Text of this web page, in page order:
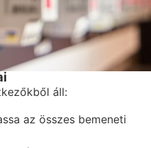
áll:
az összes bemeneti